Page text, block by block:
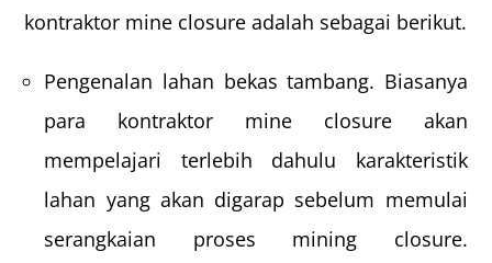
kontraktor mine closure adalah sebagai berikut.
Pengenalan lahan bekas tambang. Biasanya
para kontraktor mine closure akan
mempelajari terlebih dahulu karakteristik
lahan yang akan digarap sebelum memulai
serangkaian proses mining closure.